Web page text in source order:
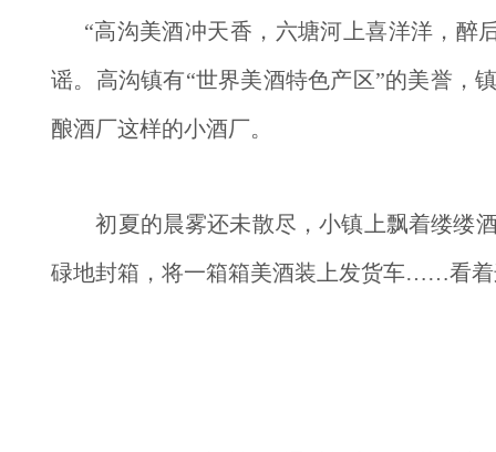
“高沟美酒冲天香，六塘河上喜洋洋，醉
谣。高沟镇有“世界美酒特色产区”的美誉
酿酒厂这样的小酒厂。
初夏的晨雾还未散尽，小镇上飘着缕缕酒
碌地封箱，将一箱箱美酒装上发货车……看